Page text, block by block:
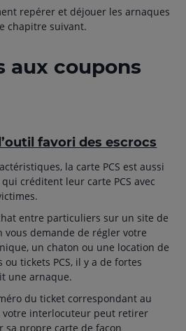
repérer et déjouer les arnaques
chapitre suivant.
aux coupons
favori des escrocs
la carte PCS est aussi
créditent leur carte PCS avec
entre particuliers sur un site de
vous demande de régler votre
un chaton ou une location de
tickets PCS, il y a de fortes
une arnaque.
du ticket correspondant au
votre interlocuteur peut retirer
sa propre carte de façon